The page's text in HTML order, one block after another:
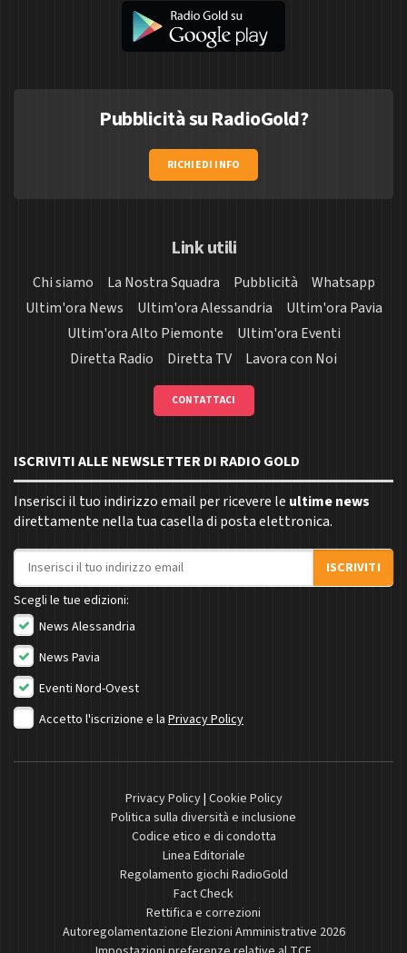
Pubblicità su RadioGold?
RICHIEDI INFO
Link utili
Chi siamo La Nostra Squadra Pubblicità
Whatsapp
Ultim'ora News
Ultim'ora Alessandria
Ultim'ora Pavia
Ultim'ora Alto Piemonte
Ultim'ora Eventi
Diretta Radio
Diretta TV Lavora con Noi
CONTATTACI
ISCRIVITI ALLE NEWSLETTER DI RADIO GOLD
Inserisci il tuo indirizzo email per ricevere le ultime news
direttamente nella tua casella di posta elettronica.
Indirizzo email
ISCRIVITI
Scegli le tue edizioni:
News Alessandria
News Pavia
Eventi Nord-Ovest
Accetto l'iscrizione e la Privacy Policy
Privacy Policy| Cookie Policy
Politica sulla diversità e inclusione
Codice etico e di condotta
Linea Editoriale
Regolamento giochi RadioGold
Fact Check
Rettifica e correzioni
Autoregolamentazione Elezioni Amministrative 2026